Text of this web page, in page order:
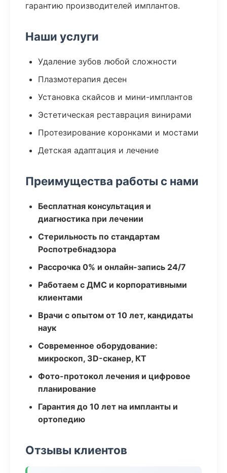
гарантию производителей имплантов.
Наши услуги
Удаление зубов любой сложности
Плазмотерапия десен
Установка скайсов и мини-имплантов
Эстетическая реставрация винирами
Протезирование коронками и мостами
Детская адаптация и лечение
Преимущества работы с нами
Бесплатная консультация и
диагностика при лечении
Стерильность по стандартам
Роспотребнадзора
Рассрочка 0% и онлайн-запись 24/7
Работаем с ДМС и корпоративными
клиентами
Врачи с опытом от 10 лет, кандидаты
наук
Современное оборудование:
микроскоп, 3D-сканер, КТ
Фото-протокол лечения и цифровое
планирование
Гарантия до 10 лет на импланты и
ортопедию
Отзывы клиентов